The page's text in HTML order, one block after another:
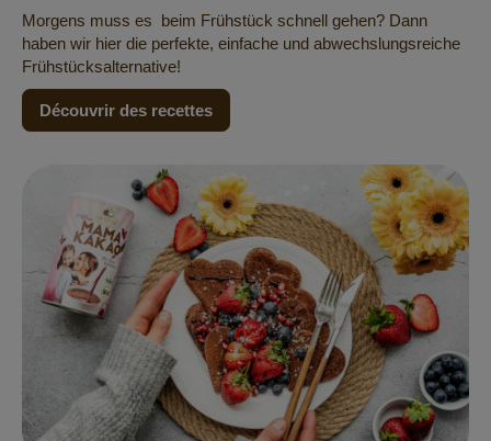
Morgens muss es beim Frühstück schnell gehen? Dann
haben wir hier die perfekte, einfache und abwechslungsreiche
Frühstücksalternative!
Découvrir des recettes